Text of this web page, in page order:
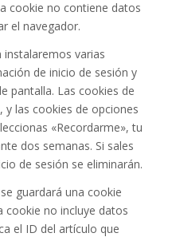
cookie no contiene datos
el navegador.
instalaremos varias
de inicio de sesión y
pantalla. Las cookies de
y las cookies de opciones
«Recordarme», tu
dos semanas. Si sales
de sesión se eliminarán.
guardará una cookie
cookie no incluye datos
el ID del artículo que